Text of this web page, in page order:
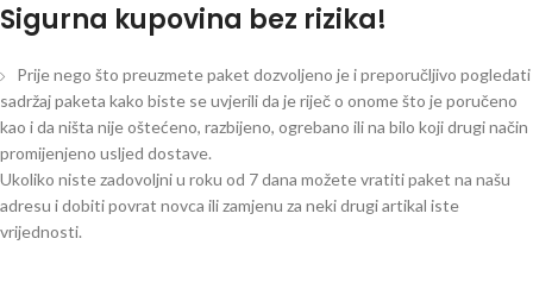
Sigurna kupovina bez rizika!
Prije nego što preuzmete paket dozvoljeno je i preporučljivo pogledati
sadržaj paketa kako biste se uvjerili da je riječ o onome što je poručeno
kao i da ništa nije oštećeno, razbijeno, ogrebano ili na bilo koji drugi način
promijenjeno usljed dostave.
Ukoliko niste zadovoljni u roku od 7 dana možete vratiti paket na našu
adresu i dobiti povrat novca ili zamjenu za neki drugi artikal iste
vrijednosti.